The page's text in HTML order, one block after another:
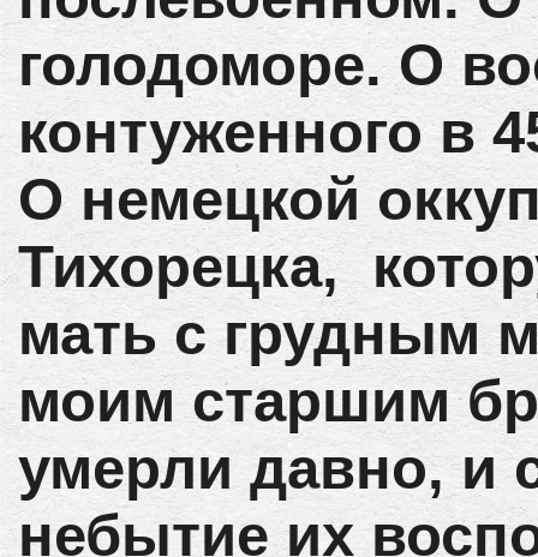
голодоморе. О
контуженного в
О немецкой
Тихорецка,
мать с грудным
моим старшим
умерли давно, и
небытие их